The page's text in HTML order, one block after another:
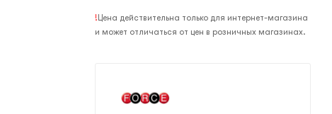
! Цена действительна только для интернет-магазина
и может отличаться от цен в розничных магазинах.